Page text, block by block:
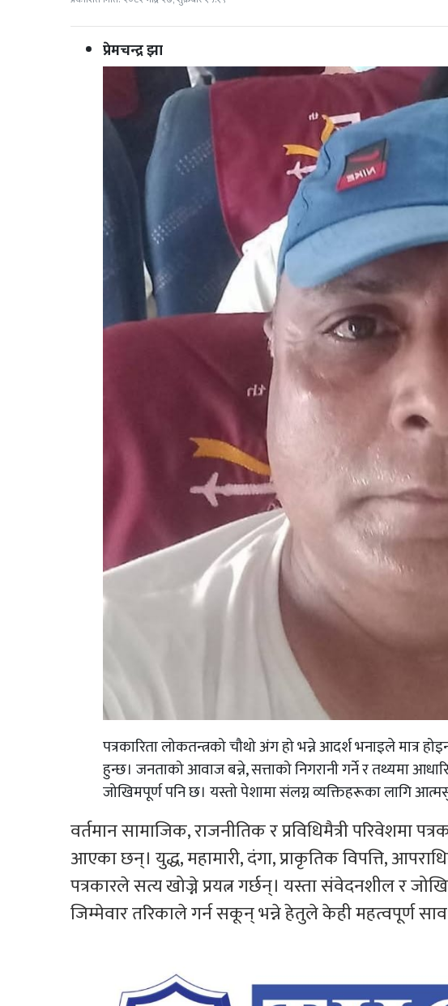
प्रेमचन्द्र झा
पत्रकारिता लोकतन्त्रको चौथो अंग हो भन्ने आदर्श भनाइले मात्र
हुन्छ। जनताको आवाज बन्ने, सत्ताको निगरानी गर्ने र तथ्यमा
जोखिमपूर्ण पनि छ। यस्तो पेशामा संलग्न व्यक्तिहरूका लागि
वर्तमान सामाजिक, राजनीतिक र प्रविधिमैत्री परिवेशमा
आएका छन्। युद्ध, महामारी, दंगा, प्राकृतिक विपत्ति,
पत्रकारले सत्य खोज्ने प्रयत्न गर्छन्। यस्ता संवेदनशील र
जिम्मेवार तरिकाले गर्न सकून् भन्ने हेतुले केही महत्वपूर्ण